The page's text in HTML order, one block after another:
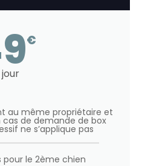
€
au même propriétaire et
cas de demande de box
ne s’applique pas
pour le 2ème chien